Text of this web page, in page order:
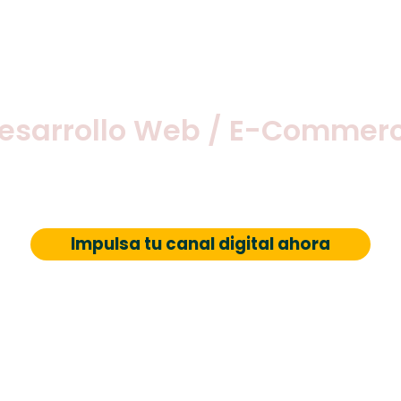
Web / E-
Impulsa tu canal digital ahora